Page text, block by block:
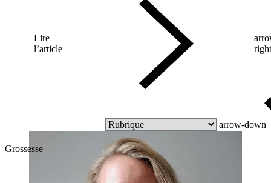
Lire
l’article
right
arrow-down
Grossesse